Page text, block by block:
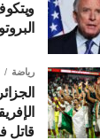
رياضة
قاتل